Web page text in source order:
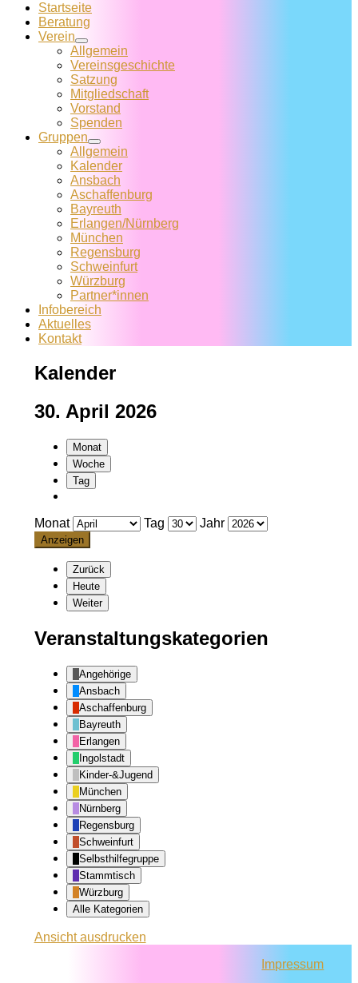
Startseite
Beratung
Verein
Allgemein
Vereins­geschichte
Satzung
Mitglied­schaft
Vorstand
Spenden
Gruppen
Allgemein
Kalender
Ansbach
Aschaffenburg
Bayreuth
Erlangen/Nürnberg
München
Regensburg
Schweinfurt
Würzburg
Partner*innen
Infobereich
Aktuelles
Kontakt
Kalender
30. April 2026
Monat
Woche
Tag
Monat Tag Jahr
Zurück
Heute
Weiter
Veranstaltungskategorien
Angehörige
Ansbach
Aschaffenburg
Bayreuth
Erlangen
Ingolstadt
Kinder-&Jugend
München
Nürnberg
Regensburg
Schweinfurt
Selbsthilfegruppe
Stammtisch
Würzburg
Alle Kategorien
Ansichtausdrucken
Impressum